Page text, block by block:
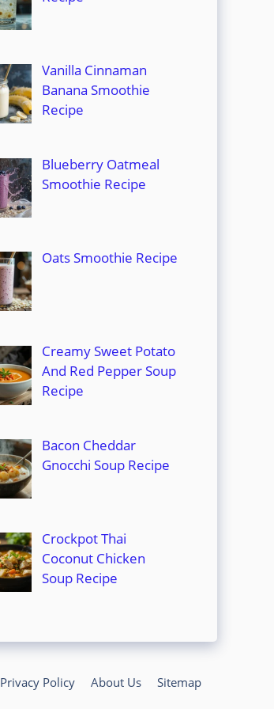
Vanilla Cinnaman
Banana Smoothie
Recipe
Blueberry Oatmeal
Smoothie Recipe
Oats Smoothie Recipe
Creamy Sweet Potato
And Red Pepper Soup
Recipe
Bacon Cheddar
Gnocchi Soup Recipe
Crockpot Thai
Coconut Chicken
Soup Recipe
Privacy Policy About Us Sitemap